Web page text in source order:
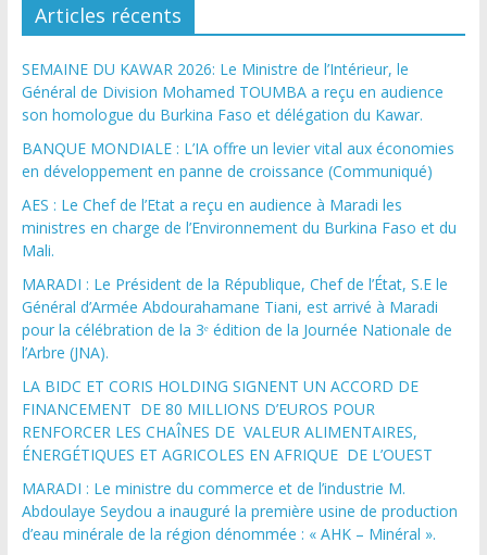
Articles récents
SEMAINE DU KAWAR 2026: Le Ministre de l’Intérieur, le
Général de Division Mohamed TOUMBA a reçu en audience
son homologue du Burkina Faso et délégation du Kawar.
BANQUE MONDIALE : L’IA offre un levier vital aux économies
en développement en panne de croissance (Communiqué)
AES : Le Chef de l’Etat a reçu en audience à Maradi les
ministres en charge de l’Environnement du Burkina Faso et du
Mali.
MARADI : Le Président de la République, Chef de l’État, S.E le
Général d’Armée Abdourahamane Tiani, est arrivé à Maradi
pour la célébration de la 3ᵉ édition de la Journée Nationale de
l’Arbre (JNA).
LA BIDC ET CORIS HOLDING SIGNENT UN ACCORD DE
FINANCEMENT DE 80 MILLIONS D’EUROS POUR
RENFORCER LES CHAÎNES DE VALEUR ALIMENTAIRES,
ÉNERGÉTIQUES ET AGRICOLES EN AFRIQUE DE L’OUEST
MARADI : Le ministre du commerce et de l’industrie M.
Abdoulaye Seydou a inauguré la première usine de production
d’eau minérale de la région dénommée : « AHK – Minéral ».